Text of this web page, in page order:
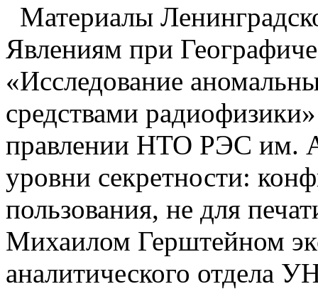
Материалы
Явлениям при
«Исследование
средствами
правлении НТО РЭС им.
уровни секретности:
пользования, не для
Михаилом Герштейном
аналитического отдела